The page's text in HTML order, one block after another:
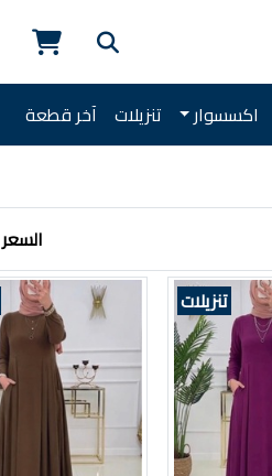
اكسسوار تنزيلات آخر قطعة
السعر
تنزيلات